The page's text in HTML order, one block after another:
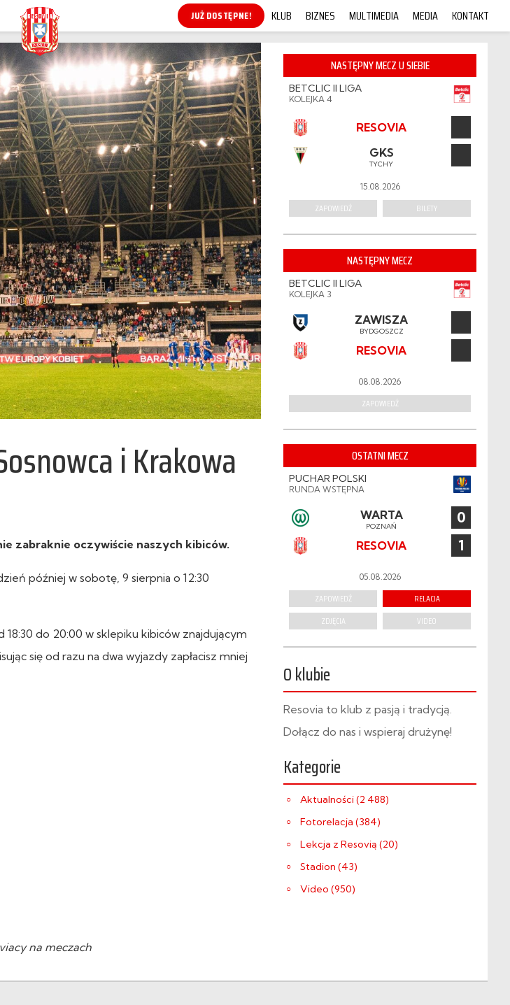
KUP ONLINE! KLUB BIZNES MULTIMEDIA MEDIA KONTAKT
i Krakowa
zabraknie oczywiście naszych kibiców.
później w sobotę, 9 sierpnia o 12:30
do 20:00 w sklepiku kibiców znajdującym
się od razu na dwa wyjazdy zapłacisz mniej
na meczach
NASTĘPNY MECZ U SIEBIE
BETCLIC II LIGA
KOLEJKA 4
RESOVIA
GKS
TYCHY
15.08.2026
ZAPOWIEDŹ BILETY
NASTĘPNY MECZ
BETCLIC II LIGA
KOLEJKA 3
ZAWISZA
BYDGOSZCZ
RESOVIA
08.08.2026
ZAPOWIEDŹ
OSTATNI MECZ
PUCHAR POLSKI
RUNDA WSTĘPNA
WARTA
POZNAŃ 0
RESOVIA 1
05.08.2026
ZAPOWIEDŹ
RELACJA
ZDJĘCIA
VIDEO
O klubie
Resovia to klub z pasją i tradycją.
Dołącz do nas i wspieraj drużynę!
Kategorie
Aktualności (2 488)
Fotorelacja (384)
Lekcja z Resovią (20)
Stadion (43)
Video (950)